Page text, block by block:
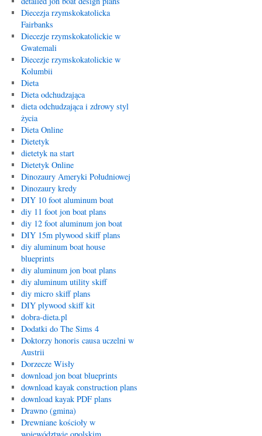
Diecezja rzymskokatolicka
Fairbanks
Diecezje rzymskokatolickie w
Gwatemali
Diecezje rzymskokatolickie w
Kolumbii
Dieta
Dieta odchudzająca
dieta odchudzająca i zdrowy styl
życia
Dieta Online
Dietetyk
dietetyk na start
Dietetyk Online
Dinozaury Ameryki Południowej
Dinozaury kredy
DIY 10 foot aluminum boat
diy 11 foot jon boat plans
diy 12 foot aluminum jon boat
DIY 15m plywood skiff plans
diy aluminum boat house
blueprints
diy aluminum jon boat plans
diy aluminum utility skiff
diy micro skiff plans
DIY plywood skiff kit
dobra-dieta.pl
Dodatki do The Sims 4
Doktorzy honoris causa uczelni w
Austrii
Dorzecze Wisły
download jon boat blueprints
download kayak construction plans
download kayak PDF plans
Drawno (gmina)
Drewniane kościoły w